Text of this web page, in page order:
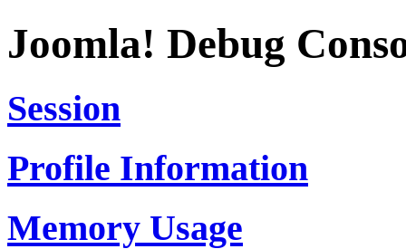
Joomla! Debug
Session
Profile Information
Memory Usage